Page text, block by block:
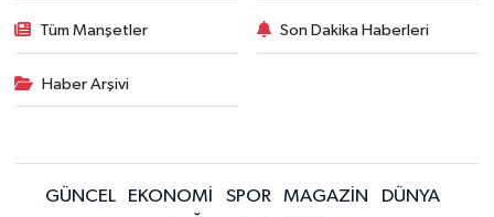
Tüm Manşetler Son Dakika Haberleri
Haber Arşivi
GÜNCEL EKONOMİ SPOR MAGAZİN
DÜNYA